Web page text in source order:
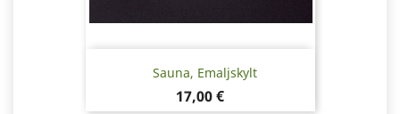
Sauna, Emaljskylt
Pris
17,00 €